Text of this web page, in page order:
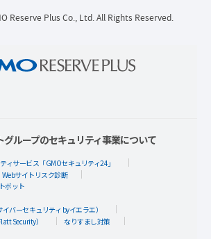
Reserve Plus Co., Ltd. All Rights Reserved.
グループのセキュリティ事業について
ィサービス「GMOセキュリティ24」
Webサイトリスク診断
ボット
バーセキュリティ byイエラエ）
Security）
なりすまし対策